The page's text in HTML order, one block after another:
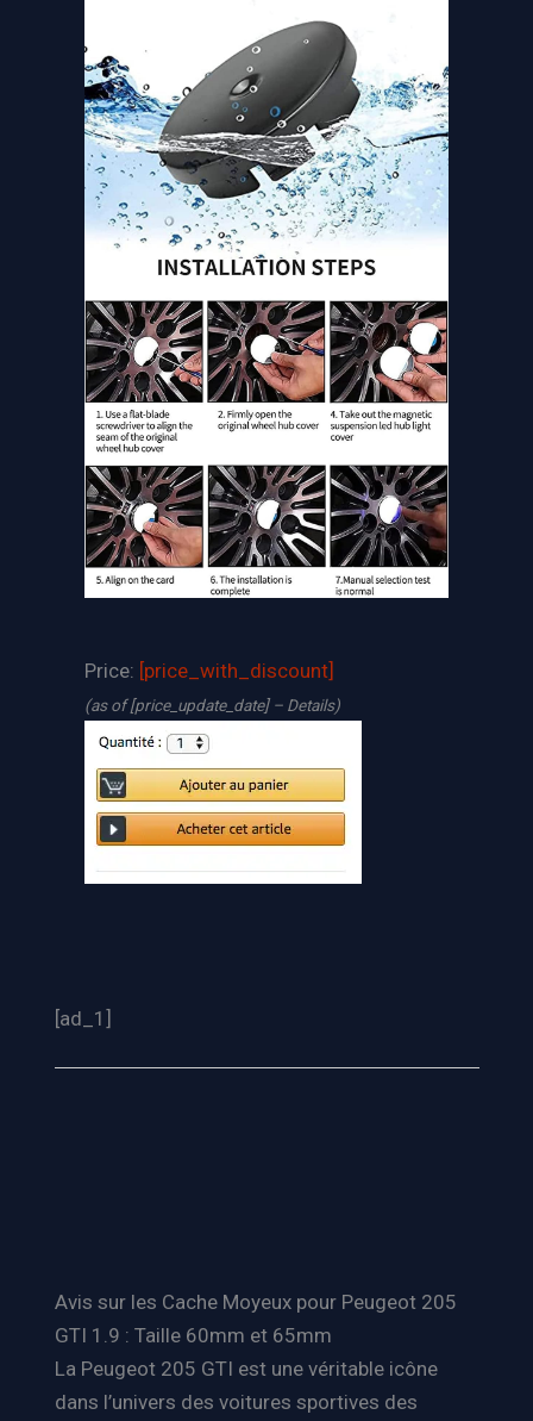
Price: [price_with_discount]
(as of [price_update_date] – Details)
[ad_1]
Avis sur les Cache Moyeux pour Peugeot 205
GTI 1.9 : Taille 60mm et 65mm
La Peugeot 205 GTI est une véritable icône
dans l’univers des voitures sportives des